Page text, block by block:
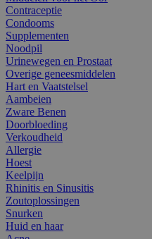
Contraceptie
Condooms
Supplementen
Noodpil
Urinewegen en Prostaat
Overige geneesmiddelen
Hart en Vaatstelsel
Aambeien
Zware Benen
Doorbloeding
Verkoudheid
Allergie
Hoest
Keelpijn
Rhinitis en Sinusitis
Zoutoplossingen
Snurken
Huid en haar